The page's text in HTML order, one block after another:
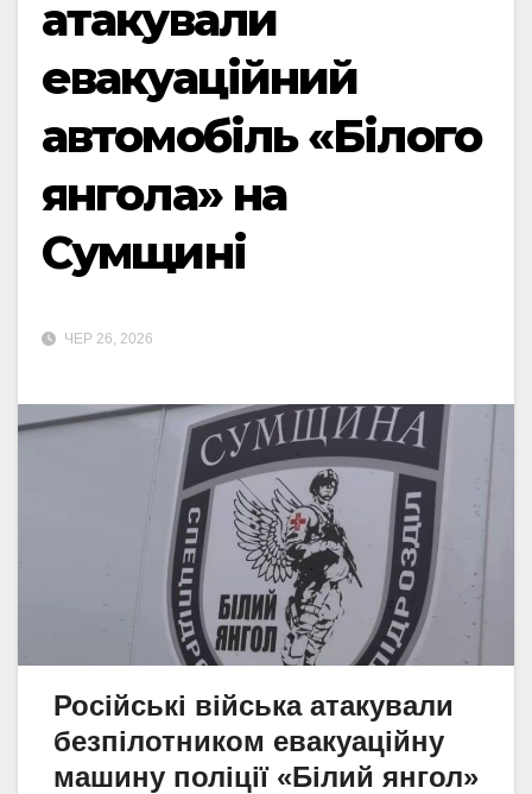
атакували
евакуаційний
автомобіль «Білого
янгола» на
Сумщині
ЧЕР 26, 2026
Російські війська атакували
безпілотником евакуаційну
машину поліції «Білий янгол»